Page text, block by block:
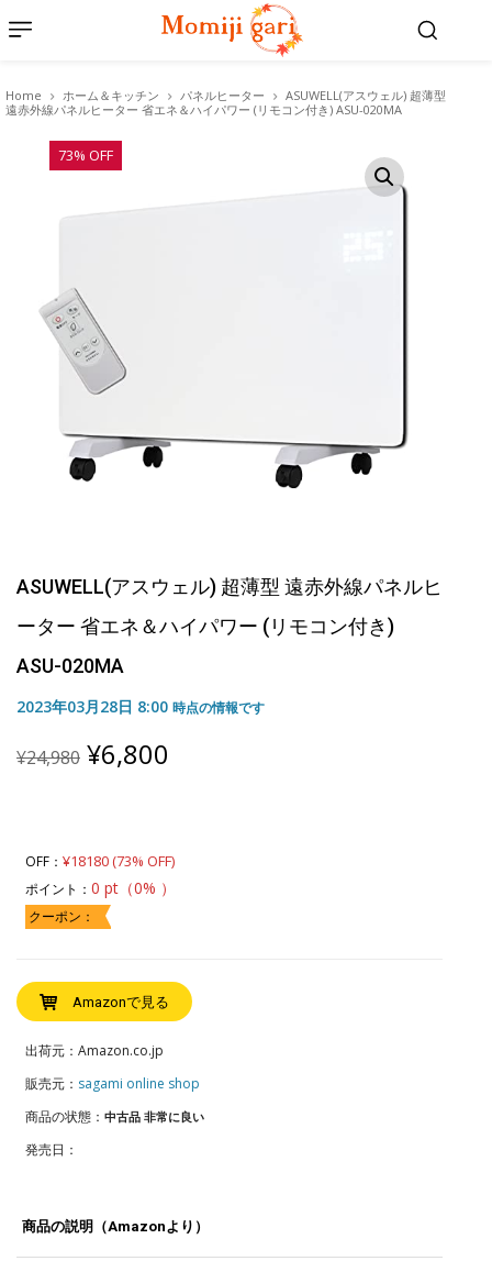
Home ホーム＆キッチン パネルヒーター
ASUWELL(アスウェル) 超薄型
遠赤外線パネルヒーター 省エネ＆ハイパワー (リモコン付き) ASU-020MA
73% OFF
ASUWELL(アスウェル) 超薄型 遠赤外線パネルヒ
ーター 省エネ＆ハイパワー (リモコン付き)
ASU-020MA
2023年03月28日 8:00 時点の情報です
¥24,980 Original
price
¥6,800
OFF： ¥18180 (73% OFF)
ポイント： 0 pt（0% ）
クーポン：
Amazonで見る
出荷元：Amazon.co.jp
販売元： sagami online shop
商品の状態： 中古品 非常に良い
発売日：
商品の説明（Amazonより）